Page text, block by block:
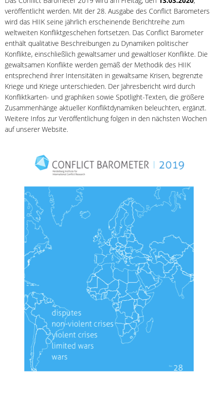
veröffentlicht werden. Mit der 28. Ausgabe des Conflict Barometers
wird das HIIK seine jährlich erscheinende Berichtreihe zum
weltweiten Konfliktgeschehen fortsetzen. Das Conflict Barometer
enthält qualitative Beschreibungen zu Dynamiken politischer
Konflikte, einschließlich gewaltsamer und gewaltloser Konflikte. Die
gewaltsamen Konflikte werden gemäß der Methodik des HIIK
entsprechend ihrer Intensitäten in gewaltsame Krisen, begrenzte
Kriege und Kriege unterschieden. Der Jahresbericht wird durch
Konfliktkarten- und graphiken sowie Spotlight-Texten, die größere
Zusammenhänge aktueller Konfliktdynamiken beleuchten, ergänzt.
Weitere Infos zur Veröffentlichung folgen in den nächsten Wochen
auf unserer Website.